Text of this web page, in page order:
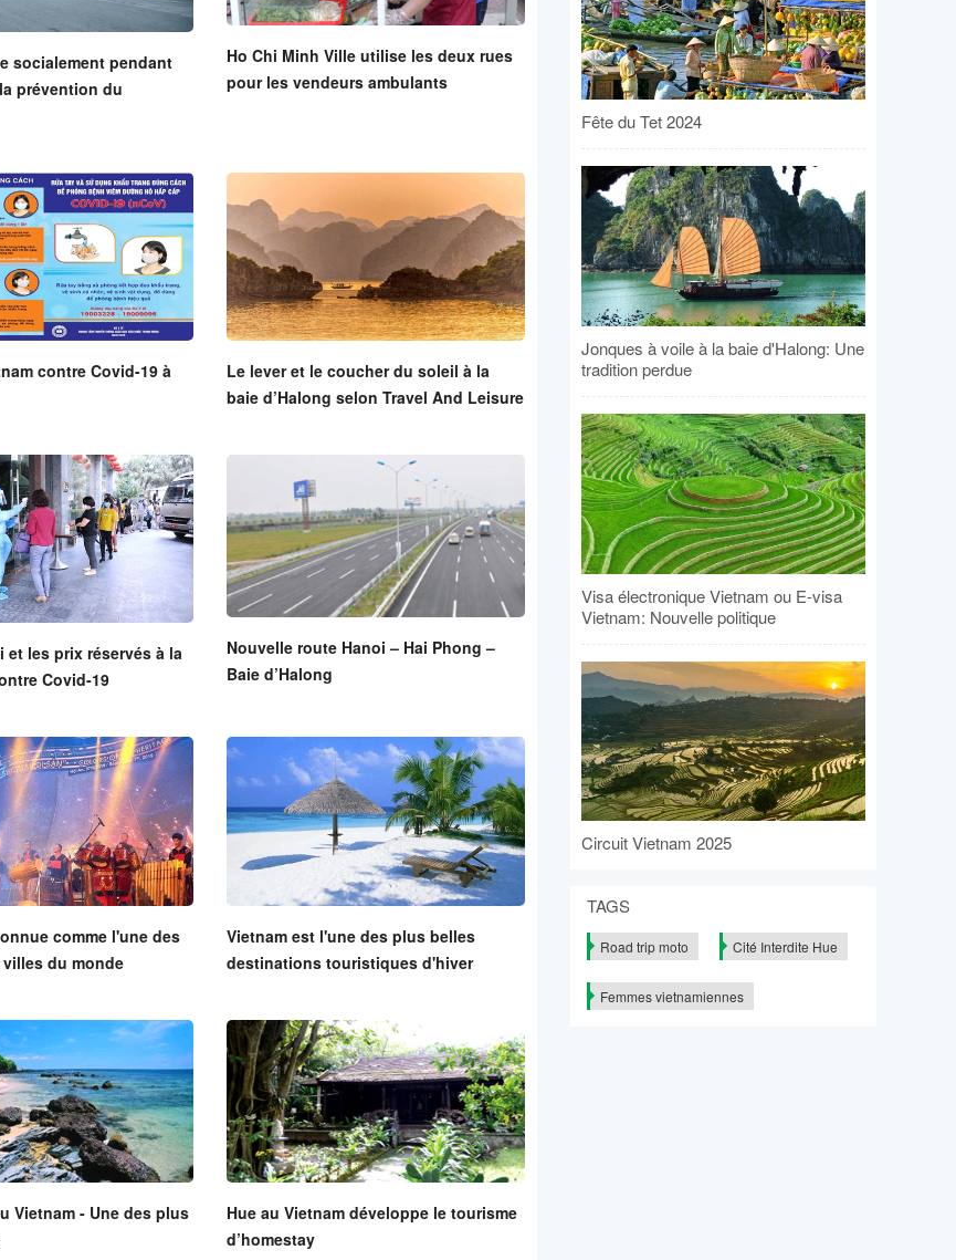
socialement pendant
prévention du
Ho Chi Minh Ville utilise les deux rues
pour les vendeurs ambulants
contre Covid-19 à
Le lever et le coucher du soleil à la
baie d’Halong selon Travel And Leisure
et les prix réservés à la
Covid-19
Nouvelle route Hanoi – Hai Phong –
Baie d’Halong
comme l'une des
du monde
Vietnam est l'une des plus belles
destinations touristiques d'hiver
Vietnam - Une des plus
Hue au Vietnam développe le tourisme
d’homestay
Fête du Tet 2024
Jonques à voile à la baie d'Halong: Une
tradition perdue
Visa électronique Vietnam ou E-visa
Vietnam: Nouvelle politique
Circuit Vietnam 2025
TAGS
Road trip moto Cité Interdite Hue
Femmes vietnamiennes